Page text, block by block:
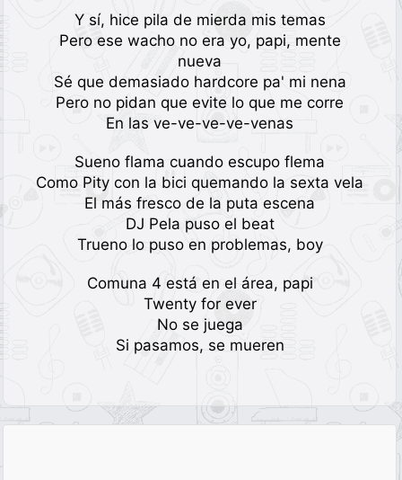
Y sí, hice pila de mierda mis temas
Pero ese wacho no era yo, papi, mente
nueva
Sé que demasiado hardcore pa' mi nena
Pero no pidan que evite lo que me corre
En las ve-ve-ve-ve-venas
Sueno flama cuando escupo flema
Como Pity con la bici quemando la sexta vela
El más fresco de la puta escena
DJ Pela puso el beat
Trueno lo puso en problemas, boy
Comuna 4 está en el área, papi
Twenty for ever
No se juega
Si pasamos, se mueren